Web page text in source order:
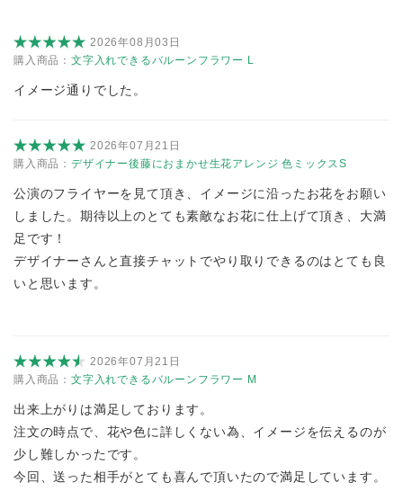
2026年08月03日
購入商品： 文字入れできるバルーンフラワー L
イメージ通りでした。
2026年07月21日
購入商品： デザイナー後藤におまかせ生花アレンジ 色ミックスS
公演のフライヤーを見て頂き、イメージに沿ったお花をお願い
しました。期待以上のとても素敵なお花に仕上げて頂き、大満
足です！
デザイナーさんと直接チャットでやり取りできるのはとても良
いと思います。
2026年07月21日
購入商品： 文字入れできるバルーンフラワー M
出来上がりは満足しております。
注文の時点で、花や色に詳しくない為、イメージを伝えるのが
少し難しかったです。
今回、送った相手がとても喜んで頂いたので満足しています。